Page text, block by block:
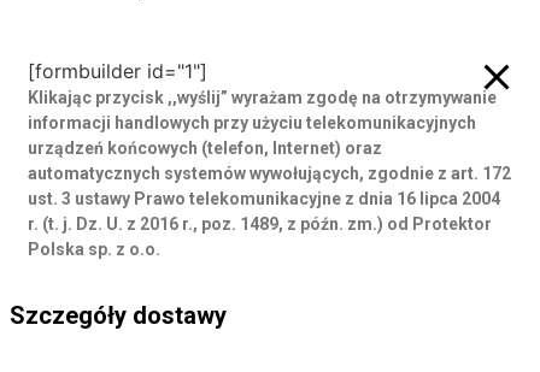
[formbuilder id="1"]
Klikając przycisk ,,wyślij” wyrażam zgodę na otrzymywanie
informacji handlowych przy użyciu telekomunikacyjnych
urządzeń końcowych (telefon, Internet) oraz
automatycznych systemów wywołujących, zgodnie z art. 172
ust. 3 ustawy Prawo telekomunikacyjne z dnia 16 lipca 2004
r. (t. j. Dz. U. z 2016 r., poz. 1489, z późn. zm.) od Protektor
Polska sp. z o.o.
Szczegóły dostawy